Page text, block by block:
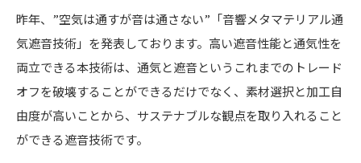
昨年、”空気は通すが音は通さない”「音響メタマテリアル通
気遮音技術」を発表しております。高い遮音性能と通気性を
両立できる本技術は、通気と遮音というこれまでのトレード
オフを破壊することができるだけでなく、素材選択と加工自
由度が高いことから、サステナブルな観点を取り入れること
ができる遮音技術です。